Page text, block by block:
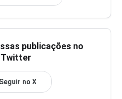
publicações no
Seguir no X